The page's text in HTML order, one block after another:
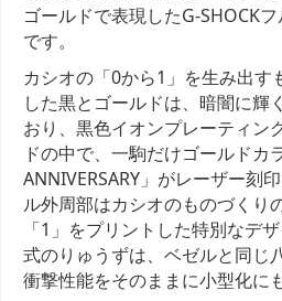
ゴールドで表現したG-SHOCK
です。
カシオの「0から1」を生み出す
した黒とゴールドは、暗闇に輝
おり、黒色イオンプレーティン
ドの中で、一駒だけゴールドカ
ANNIVERSARY」がレーザー刻
ル外周部はカシオのものづくり
「1」をプリントした特別なデ
式のりゅうずは、ベゼルと同じ
衝撃性能をそのままに小型化に